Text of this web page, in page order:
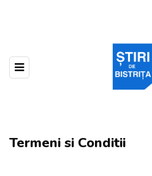
Termeni si Conditii